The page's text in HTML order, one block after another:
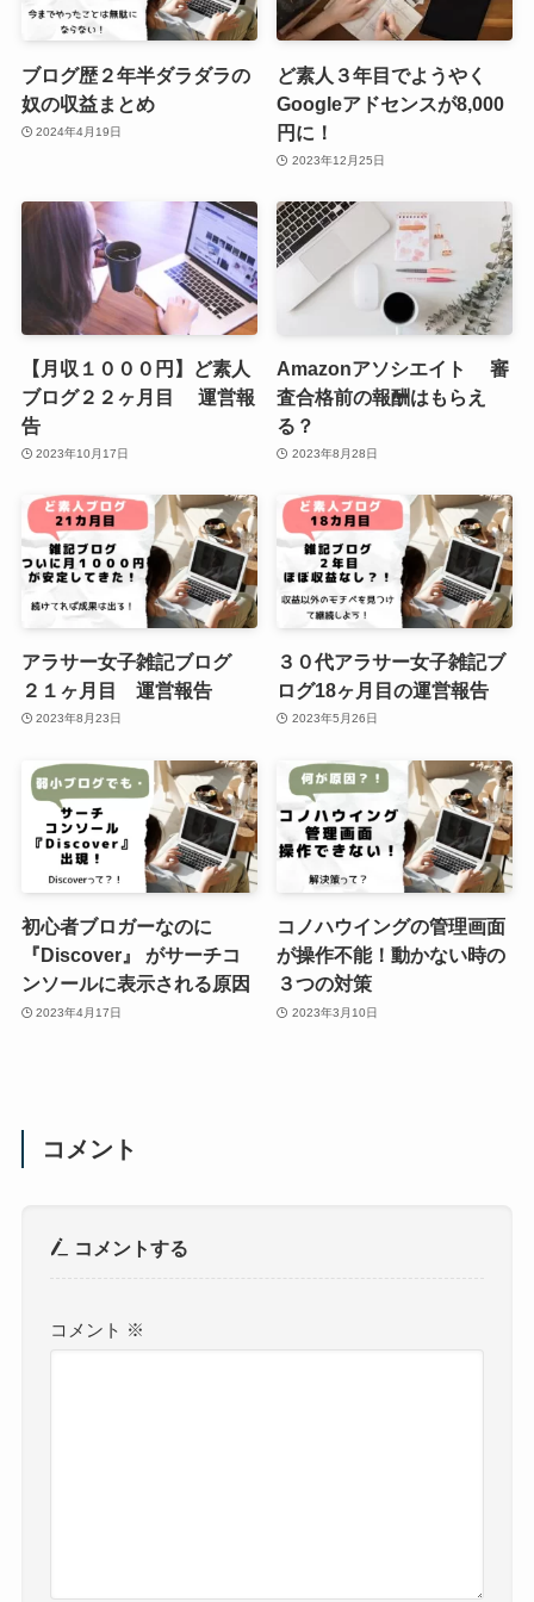
ブログ歴２年半ダラダラの
奴の収益まとめ
2024年4月19日
ど素人３年目でようやく
Googleアドセンスが8,000
円に！
2023年12月25日
【月収１０００円】ど素人
ブログ２２ヶ月目 運営報
告
2023年10月17日
Amazonアソシエイト 審
査合格前の報酬はもらえ
る？
2023年8月28日
アラサー女子雑記ブログ
２１ヶ月目 運営報告
2023年8月23日
３０代アラサー女子雑記ブ
ログ18ヶ月目の運営報告
2023年5月26日
初心者ブロガーなのに
『Discover』 がサーチコ
ンソールに表示される原因
2023年4月17日
コノハウイングの管理画面
が操作不能！動かない時の
３つの対策
2023年3月10日
コメント
コメントする
コメント ※